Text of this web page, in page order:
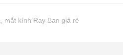
, mắt kính Ray Ban giá rẻ